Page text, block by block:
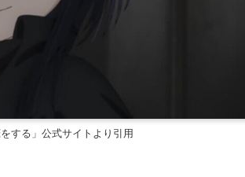
する」公式サイトより引用